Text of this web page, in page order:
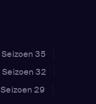
Seizoen 35
Seizoen 32
Seizoen 29